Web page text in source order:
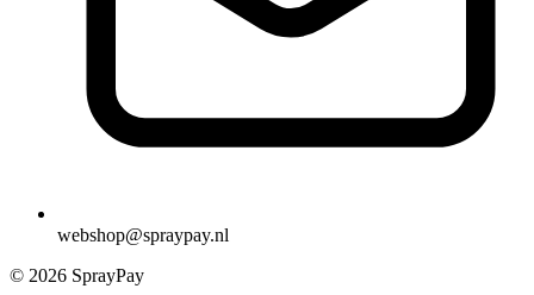
webshop@spraypay.nl
© 2026 SprayPay